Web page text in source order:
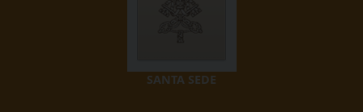
SANTA SEDE